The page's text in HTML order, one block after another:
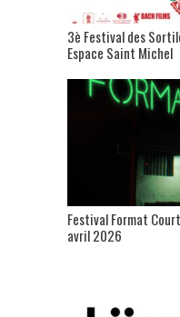
3è Festival des
Espace Saint Michel
Festival Format
avril 2026